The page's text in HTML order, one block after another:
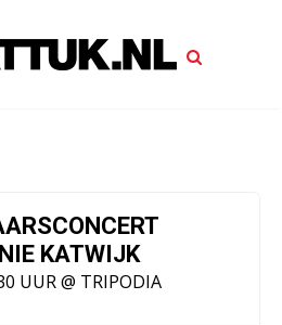
KATWIJK
UUR @ TRIPODIA